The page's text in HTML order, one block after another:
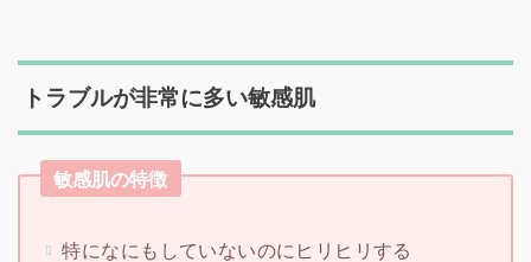
トラブルが非常に多い敏感肌
敏感肌の特徴
特になにもしていないのにヒリヒリする